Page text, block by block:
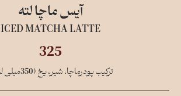
آیس ماچا لته
ICED MATCHA LATTE
325
ترکیب پودرماچا، شیر، یخ (350میلی لیتر )